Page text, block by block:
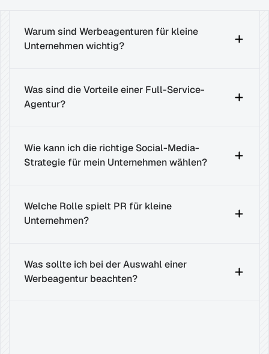
Warum sind Werbeagenturen für kleine
Unternehmen wichtig?
Was sind die Vorteile einer Full-Service-
Agentur?
Wie kann ich die richtige Social-Media-
Strategie für mein Unternehmen wählen?
Welche Rolle spielt PR für kleine
Unternehmen?
Was sollte ich bei der Auswahl einer
Werbeagentur beachten?